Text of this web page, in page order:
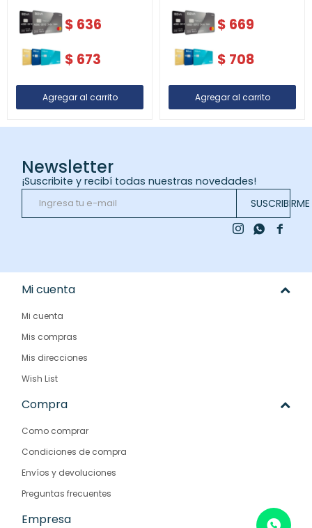
$ 636
$ 673
$ 669
$ 708
Newsletter
¡Suscribite y recibí todas nuestras novedades!
SUSCRIBIRME

 
Mi cuenta
Mi cuenta
Mis compras
Mis direcciones
Wish List
Compra
Como comprar
Condiciones de compra
Envíos y devoluciones
Preguntas frecuentes
Empresa